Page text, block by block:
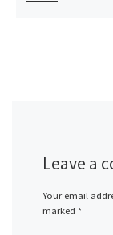
Leave a
Your email
marked *